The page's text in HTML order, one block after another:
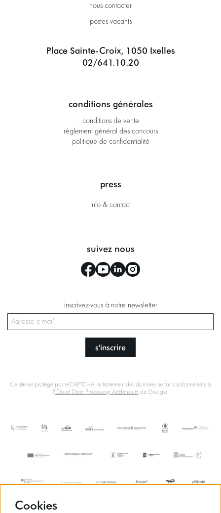
nous contacter
postes vacants
Place Sainte-Croix, 1050 Ixelles
02/641.10.20
conditions générales
conditions de vente
règlement général des concours
politique de confidentialité
press
info & contact
suivez nous
inscrivez-vous à notre newsletter
s'inscrire
Ce site est protégé par reCAPTCHA, le traitement des données se fait conformément à
l'Cloud Data Processing Addendumde Google.
Cookies